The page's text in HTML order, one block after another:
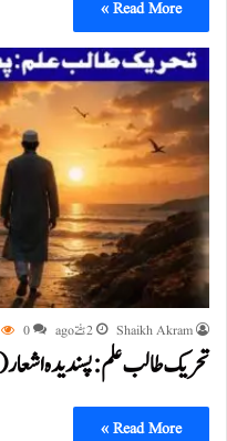
Read More »
Shaikh Akram 2 ہفتے ago 0
تحریک طالب علم: پسندیدہ اشعار
Read More »